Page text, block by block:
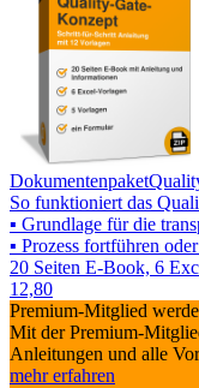
Dokumentenpaket
So funktioniert das
▪ Grundlage für die
▪ Prozess fortführen
20 Seiten E-Book, 6
12,80
Premium-Mitglied
Mit der Premium-
Anleitungen und alle
mehr erfahren